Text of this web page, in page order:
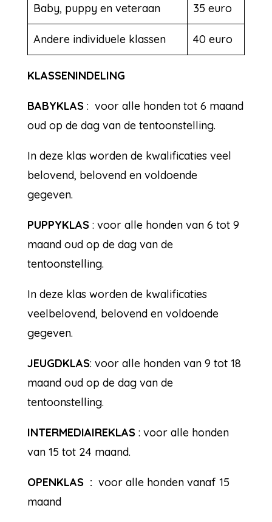
Baby, puppy en veteraan 35 euro
Andere individuele klassen 40 euro
KLASSENINDELING
BABYKLAS: voor alle honden tot 6 maand
oud op de dag van de tentoonstelling.
In deze klas worden de kwalificaties veel
belovend, belovend en voldoende
gegeven.
PUPPYKLAS: voor alle honden van 6 tot 9
maand oud op de dag van de
tentoonstelling.
In deze klas worden de kwalificaties
veelbelovend, belovend en voldoende
gegeven.
JEUGDKLAS: voor alle honden van 9 tot 18
maand oud op de dag van de
tentoonstelling.
INTERMEDIAIREKLAS: voor alle honden
van 15 tot 24 maand.
OPENKLAS : voor alle honden vanaf 15
maand